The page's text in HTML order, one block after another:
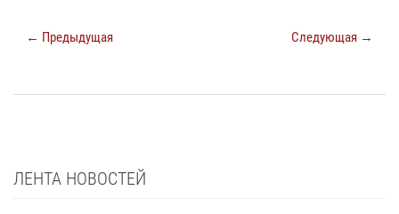
← Предыдущая Следующая →
ЛЕНТА НОВОСТЕЙ